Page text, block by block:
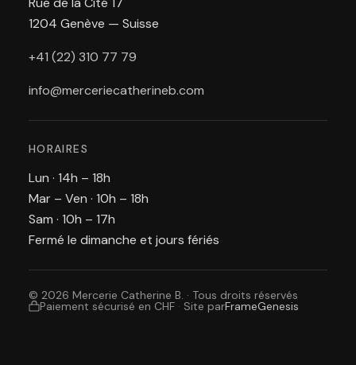
1204 Genève — Suisse
+41 (22) 310 77 79
info@merceriecatherineb.com
HORAIRES
Lun · 14h – 18h
Mar – Ven · 10h – 18h
Sam · 10h – 17h
Fermé le dimanche et jours fériés
© 2026 Mercerie Catherine B. · Tous droits réservés
Paiement sécurisé en CHF · Site parFrameGenesis